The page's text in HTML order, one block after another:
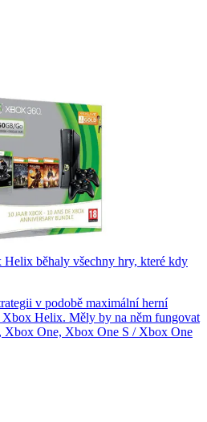
běhaly všechny hry, které kdy
v podobě maximální herní
Helix. Měly by na něm fungovat
Xbox One, Xbox One S / Xbox One